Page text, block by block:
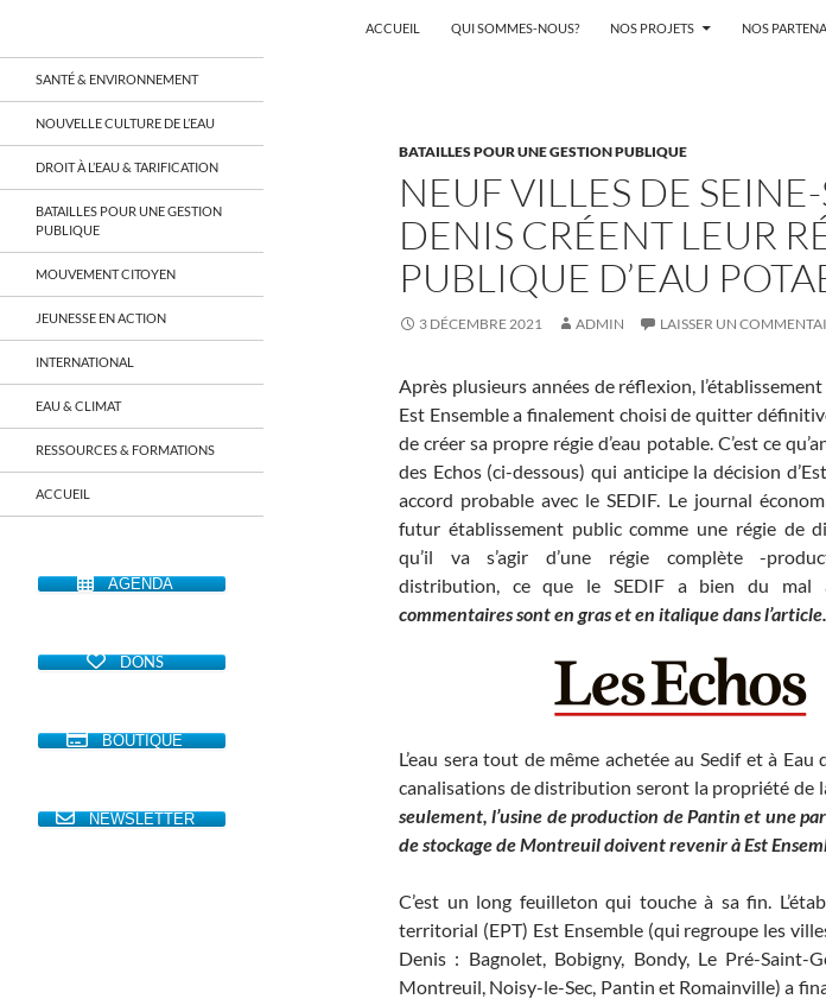
Aller
au
contenu
ACCUEIL QUI SOMMES-NOUS? NOS PROJETS NOS
BATAILLES POUR UNE GESTION PUBLIQUE
NEUF VILLES DE
DENIS CRÉENT LEUR
PUBLIQUE D’EAU
3 DÉCEMBRE 2021 ADMIN LAISSER UN
Après plusieurs années de réflexion,
Est Ensemble a finalement choisi de quitter
de créer sa propre régie d’eau potable. C’est ce
des Echos (ci-dessous) qui anticipe la décision
accord probable avec le SEDIF. Le journal
futur établissement public comme une régie de
qu’il va s’agir d’une régie complète -
distribution, ce que le SEDIF a bien du mal
commentaires sont en gras et en italique dans l’article.
L’eau sera tout de même achetée au Sedif et à Eau
canalisations de distribution seront la propriété de
seulement, l’usine de production de Pantin et une
de stockage de Montreuil doivent revenir à Est
C’est un long feuilleton qui touche à sa fin.
territorial (EPT) Est Ensemble (qui regroupe les
Denis : Bagnolet, Bobigny, Bondy, Le Pré-Saint-
Montreuil, Noisy-le-Sec, Pantin et Romainville) a
un réseau qui réunit citoyens et
associations autour de la ressource
territoire français, sur tous les
économique, juridique, de la santé,
culturel…
SANTÉ & ENVIRONNEMENT
NOUVELLE CULTURE DE L’EAU
DROIT À L’EAU & TARIFICATION
BATAILLES POUR UNE GESTION
PUBLIQUE
MOUVEMENT CITOYEN
JEUNESSE EN ACTION
INTERNATIONAL
EAU & CLIMAT
RESSOURCES & FORMATIONS
ACCUEIL
AGENDA
DONS
BOUTIQUE
NEWSLETTER